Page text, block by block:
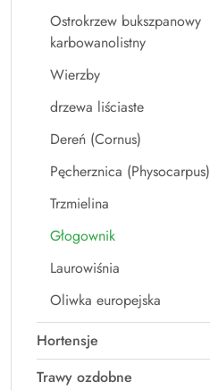
Ostrokrzew bukszpanowy
karbowanolistny
Wierzby
drzewa liściaste
Dereń (Cornus)
Pęcherznica (Physocarpus)
Trzmielina
Głogownik
Laurowiśnia
Oliwka europejska
Hortensje
Trawy ozdobne